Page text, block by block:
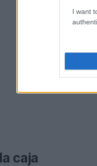
I want
caja